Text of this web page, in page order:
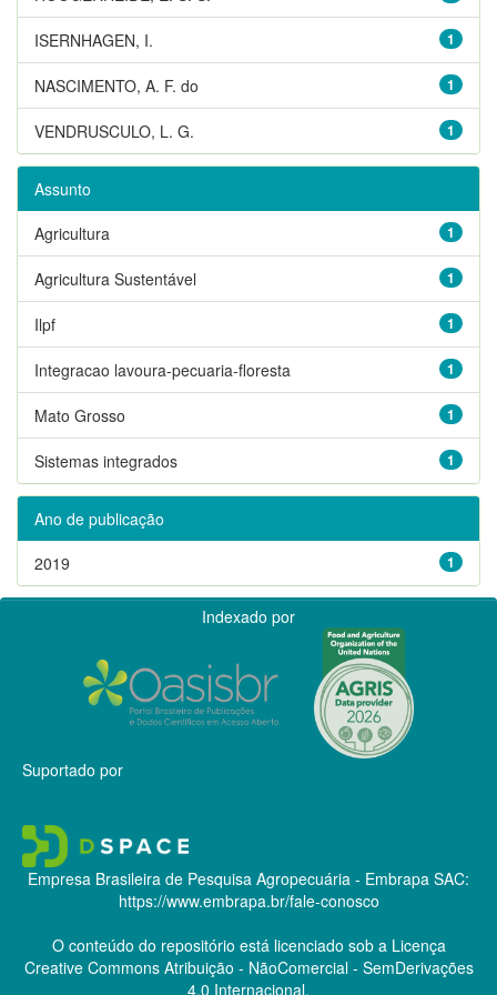
1
ISERNHAGEN, I.
1
NASCIMENTO, A. F. do
1
VENDRUSCULO, L. G.
Assunto
1
Agricultura
1
Agricultura Sustentável
1
Ilpf
1
Integracao lavoura-pecuaria-floresta
1
Mato Grosso
1
Sistemas integrados
Ano de publicação
1
2019
Indexado por
Suportado por
Empresa Brasileira de Pesquisa Agropecuária - Embrapa SAC:
https://www.embrapa.br/fale-conosco
O conteúdo do repositório está licenciado sob a Licença
Creative CommonsAtribuição - NãoComercial - SemDerivações
4.0 Internacional.